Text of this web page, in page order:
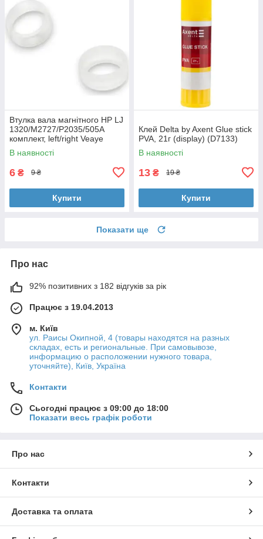
Втулка вала магнітного HP LJ
1320/M2727/P2035/505A
комплект, left/right Veaye
(BSHMR-505U-VE)
В наявності
6 ₴ 9 ₴
Купити
Клей Delta by Axent Glue stick
PVA, 21г (display) (D7133)
В наявності
13 ₴ 19 ₴
Купити
Показати ще
Про нас
92% позитивних з 182 відгуків за рік
Працює з 19.04.2013
м. Київ
ул. Раисы Окипной, 4 (товары находятся на разных
складах, есть и региональные. При самовывозе,
информацию о расположении нужного товара,
уточняйте), Київ, Україна
Контакти
Сьогодні працює з 09:00 до 18:00
Показати весь графік роботи
Про нас
Контакти
Доставка та оплата